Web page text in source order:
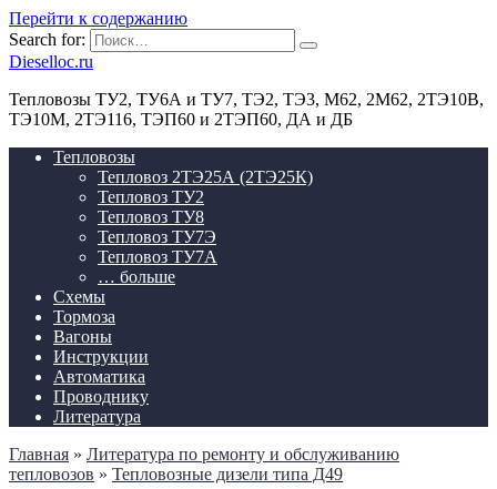
Перейти к содержанию
Search for:
Dieselloc.ru
Тепловозы ТУ2, ТУ6А и ТУ7, ТЭ2, ТЭ3, М62, 2М62, 2ТЭ10В,
ТЭ10М, 2ТЭ116, ТЭП60 и 2ТЭП60, ДА и ДБ
Тепловозы
Тепловоз 2ТЭ25А (2ТЭ25К)
Тепловоз ТУ2
Тепловоз ТУ8
Тепловоз ТУ7Э
Тепловоз ТУ7А
… больше
Схемы
Тормоза
Вагоны
Инструкции
Автоматика
Проводнику
Литература
Главная » Литература по ремонту и обслуживанию
тепловозов » Тепловозные дизели типа Д49